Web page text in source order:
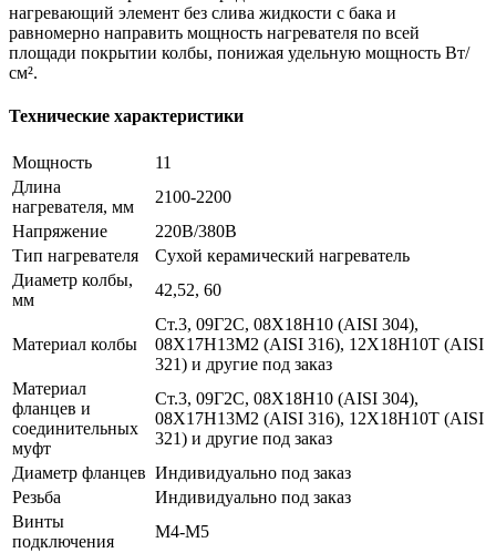
нагревающий элемент без слива жидкости с бака и
равномерно направить мощность нагревателя по всей
площади покрытии колбы, понижая удельную мощность Вт/
см².
Технические характеристики
Мощность
11
Длина
нагревателя, мм
2100-2200
Напряжение
220В/380В
Тип нагревателя
Сухой керамический нагреватель
Диаметр колбы,
мм
42,52, 60
Материал колбы
Ст.3, 09Г2С, 08Х18Н10 (AISI 304),
08Х17Н13М2 (AISI 316), 12Х18Н10Т (AISI
321) и другие под заказ
Материал
фланцев и
соединительных
муфт
Ст.3, 09Г2С, 08Х18Н10 (AISI 304),
08Х17Н13М2 (AISI 316), 12Х18Н10Т (AISI
321) и другие под заказ
Диаметр фланцев Индивидуально под заказ
Резьба
Индивидуально под заказ
Винты
подключения
М4-М5